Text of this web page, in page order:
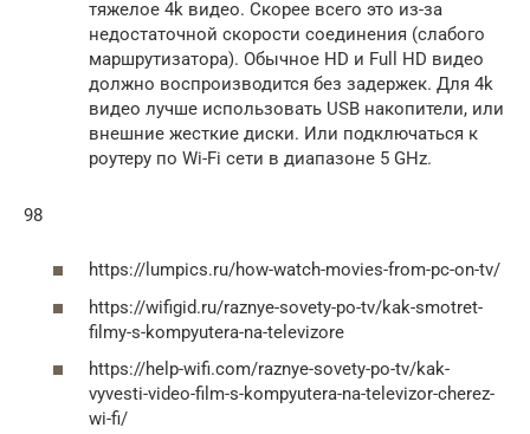
тяжелое 4k видео. Скорее всего это из-за
недостаточной скорости соединения (слабого
маршрутизатора). Обычное HD и Full HD видео
должно воспроизводится без задержек. Для 4k
видео лучше использовать USB накопители, или
внешние жесткие диски. Или подключаться к
роутеру по Wi-Fi сети в диапазоне 5 GHz.
98
https://lumpics.ru/how-watch-movies-from-pc-on-tv/
https://wifigid.ru/raznye-sovety-po-tv/kak-smotret-
filmy-s-kompyutera-na-televizore
https://help-wifi.com/raznye-sovety-po-tv/kak-
vyvesti-video-film-s-kompyutera-na-televizor-cherez-
wi-fi/